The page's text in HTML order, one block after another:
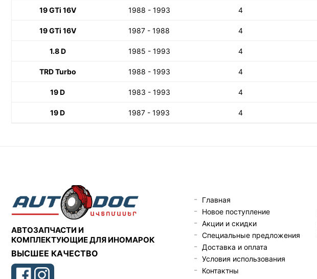
19 GTi 16V 1988 - 1993 4
19 GTi 16V 1987 - 1988 4
1.8 D 1985 - 1993 4
TRD Turbo 1988 - 1993 4
19 D 1983 - 1993 4
19 D 1987 - 1993 4
АВТОЗАПЧАСТИ И
КОМПЛЕКТУЮЩИЕ ДЛЯ ИНОМАРОК
ВЫСШЕЕ КАЧЕСТВО
Главная
Новое поступление
Акции и скидки
Специальные предложения
Доставка и оплата
Условия использования
Контактны